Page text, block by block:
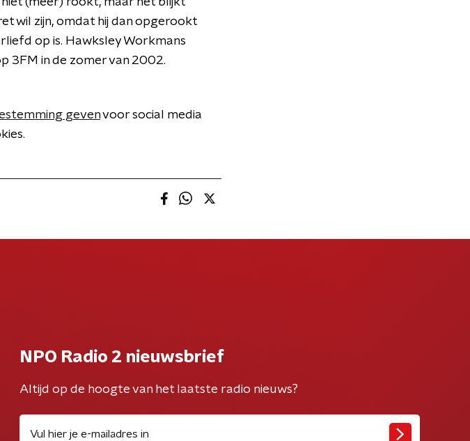
wil zijn, omdat hij dan opgerookt
op is. Hawksley Workmans
3FM in de zomer van 2002.
gevenvoor social media
NPO Radio 2 nieuwsbrief
Altijd op de hoogte van het laatste radio nieuws?